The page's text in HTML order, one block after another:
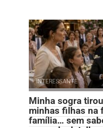
INTERESSANTE
Minha sogra
minhas filhas na
família… sem